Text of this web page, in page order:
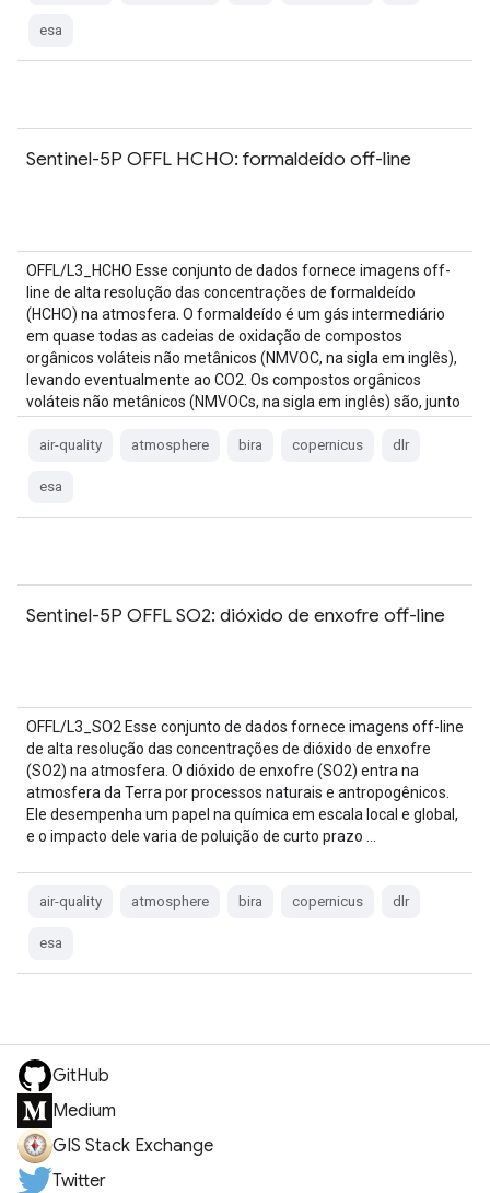
esa
Sentinel-5P OFFL HCHO: formaldeído off-line
OFFL/L3_HCHO Esse conjunto de dados fornece imagens off-
line de alta resolução das concentrações de formaldeído
(HCHO) na atmosfera. O formaldeído é um gás intermediário
em quase todas as cadeias de oxidação de compostos
orgânicos voláteis não metânicos (NMVOC, na sigla em inglês),
levando eventualmente ao CO2. Os compostos orgânicos
voláteis não metânicos (NMVOCs, na sigla em inglês) são, junto
air-quality atmosphere bira copernicus dlr
esa
Sentinel-5P OFFL SO2: dióxido de enxofre off-line
OFFL/L3_SO2 Esse conjunto de dados fornece imagens off-line
de alta resolução das concentrações de dióxido de enxofre
(SO2) na atmosfera. O dióxido de enxofre (SO2) entra na
atmosfera da Terra por processos naturais e antropogênicos.
Ele desempenha um papel na química em escala local e global,
e o impacto dele varia de poluição de curto prazo …
air-quality atmosphere bira copernicus dlr
esa
GitHub
Medium
GIS Stack Exchange
Twitter